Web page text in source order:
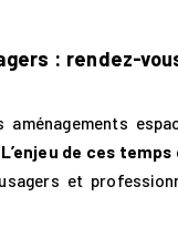
: rendez-
L’enjeu de ces
et